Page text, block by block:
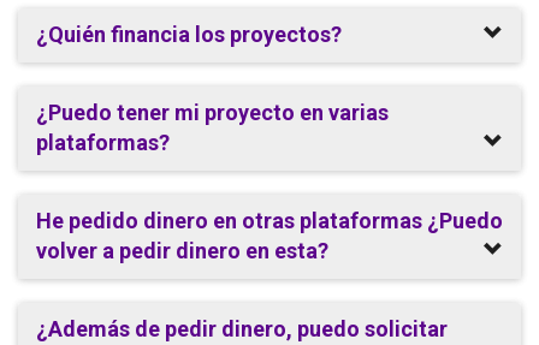
¿Quién financia los proyectos?
¿Puedo tener mi proyecto en varias
plataformas?
He pedido dinero en otras plataformas ¿Puedo
volver a pedir dinero en esta?
¿Además de pedir dinero, puedo solicitar